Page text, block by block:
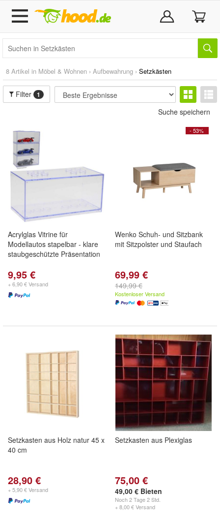
8 Artikel in Möbel & Wohnen › Aufbewahrung › Setzkästen
Filter 1
Suche speichern
Acrylglas Vitrine für
Modellautos stapelbar - klare
staubgeschützte Präsentation
9,95 €
+ 6,90 € Versand
- 53%
Wenko Schuh- und Sitzbank
mit Sitzpolster und Staufach
69,99 €
149,99 €
Kostenloser Versand
Setzkasten aus Holz natur 45 x
40 cm
28,90 €
+ 5,90 € Versand
Setzkasten aus Plexiglas
75,00 €
49,00 € Bieten
Noch2 Tage 2 Std.
+ 8,00 € Versand